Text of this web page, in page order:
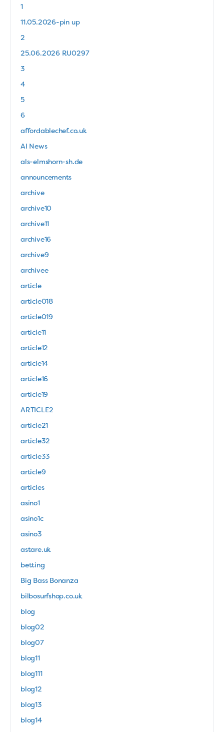
1
11.05.2026-pin up
2
25.06.2026 RU0297
3
4
5
6
affordablechef.co.uk
AI News
als-elmshorn-sh.de
announcements
archive
archive10
archive11
archive16
archive9
archivee
article
article018
article019
article11
article12
article14
article16
article19
ARTICLE2
article21
article32
article33
article9
articles
asino1
asino1c
asino3
astare.uk
betting
Big Bass Bonanza
bilbosurfshop.co.uk
blog
blog02
blog07
blog11
blog111
blog12
blog13
blog14